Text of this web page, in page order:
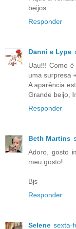
beijos.
Responder
Danni e Lype
Uau!!! Como
uma surpresa
A aparência
Grande beijo,
Responder
Beth Martins
Adoro, gosto
meu gosto!
Bjs
Responder
Selene sexta-